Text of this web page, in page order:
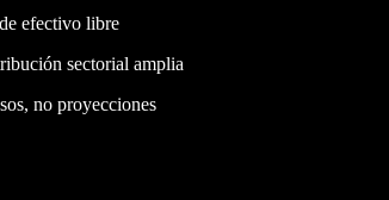
efectivo libre
sectorial amplia
no proyecciones